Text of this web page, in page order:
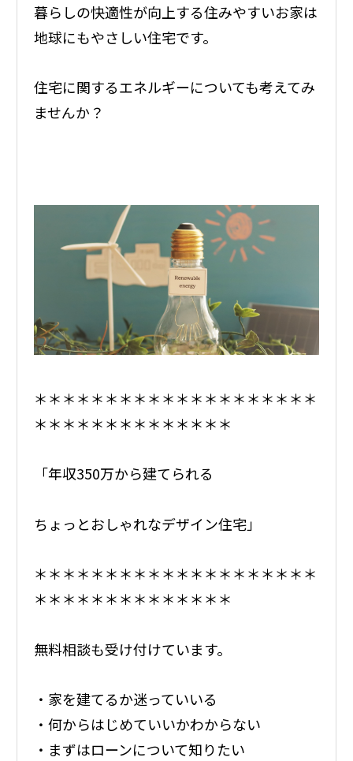
暮らしの快適性が向上する住みやすいお家は
地球にもやさしい住宅です。
住宅に関するエネルギーについても考えてみ
ませんか？
＊＊＊＊＊＊＊＊＊＊＊＊＊＊＊＊＊＊＊＊
＊＊＊＊＊＊＊＊＊＊＊＊＊＊
「年収350万から建てられる
ちょっとおしゃれなデザイン住宅」
＊＊＊＊＊＊＊＊＊＊＊＊＊＊＊＊＊＊＊＊
＊＊＊＊＊＊＊＊＊＊＊＊＊＊
無料相談も受け付けています。
・家を建てるか迷っていいる
・何からはじめていいかわからない
・まずはローンについて知りたい